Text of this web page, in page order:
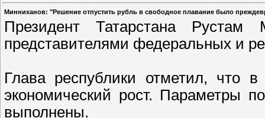
Минниханов: "Решение отпустить рубль в свободное плавание было
Президент Татарстана Рустам
представителями федеральных и
Глава республики отметил, что
экономический рост. Параметры
выполнены.